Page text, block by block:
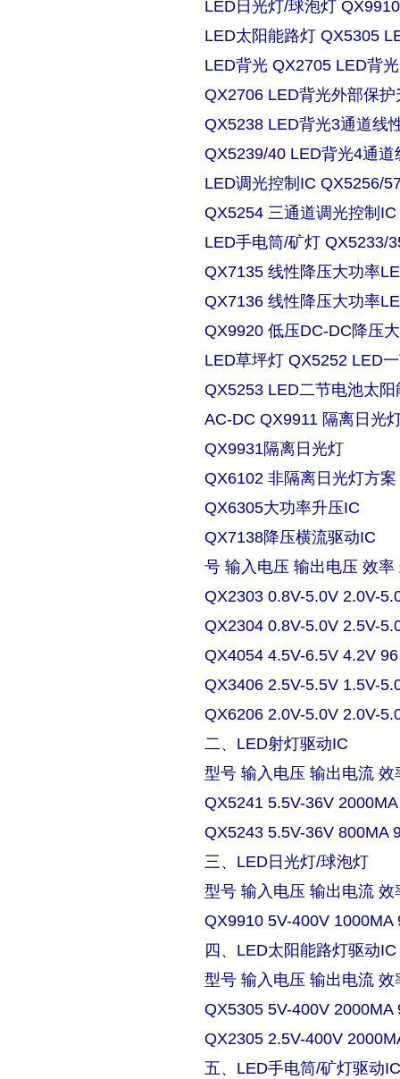
LED日光灯/球泡灯
LED太阳能路灯 QX5305
LED背光 QX2705 LED背
QX2706 LED背光外部保
QX5238 LED背光3通道线
QX5239/40 LED背光4通
LED调光控制IC QX5256/
QX5254 三通道调光控制
LED手电筒/矿灯 QX5233/
QX7135 线性降压大功率
QX7136 线性降压大功率
QX9920 低压DC-DC降压
LED草坪灯 QX5252 LED
QX5253 LED二节电池太
AC-DC QX9911 隔离日光
QX9931隔离日光灯
QX6102 非隔离日光灯方案
QX6305大功率升压IC
QX7138降压横流驱动IC
号 输入电压 输出电压 效率
QX2303 0.8V-5.0V 2.0V-
QX2304 0.8V-5.0V 2.5V-
QX4054 4.5V-6.5V 4.2V
QX3406 2.5V-5.5V 1.5V-
QX6206 2.0V-5.0V 2.0V-
二、LED射灯驱动IC
型号 输入电压 输出电流 效
QX5241 5.5V-36V
QX5243 5.5V-36V 800MA
三、LED日光灯/球泡灯
型号 输入电压 输出电流 效
QX9910 5V-400V 1000MA
四、LED太阳能路灯驱动IC
型号 输入电压 输出电流 效
QX5305 5V-400V 2000MA
QX2305 2.5V-400V
五、LED手电筒/矿灯驱动